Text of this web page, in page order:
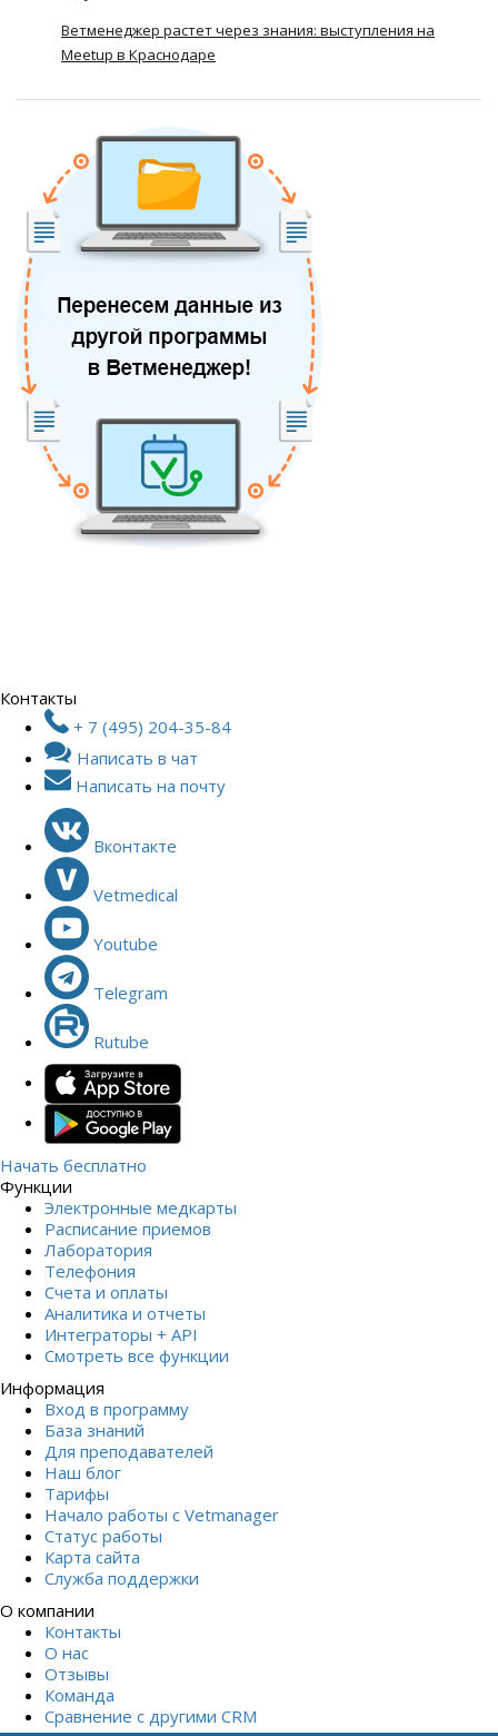
Ветменеджер растет через знания: выступления на
Meetup в Краснодаре
Контакты
+ 7 (495) 204-35-84
Написать в чат
Написать на почту
Вконтакте
Vetmedical
Youtube
Telegram
Rutube
Начать бесплатно
Функции
Электронные медкарты
Расписание приемов
Лаборатория
Телефония
Счета и оплаты
Аналитика и отчеты
Интеграторы + API
Смотреть все функции
Информация
Вход в программу
База знаний
Для преподавателей
Наш блог
Тарифы
Начало работы с Vetmanager
Статус работы
Карта сайта
Служба поддержки
О компании
Контакты
О нас
Отзывы
Команда
Сравнение с другими СRM